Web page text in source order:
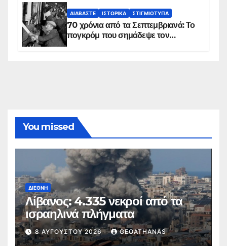
ΔΙΑΒΆΣΤΕ ΙΣΤΟΡΙΚΆ ΣΤΙΓΜΙΌΤΥΠΑ
70 χρόνια από τα Σεπτεμβριανά: Το
πογκρόμ που σημάδεψε τον
You missed
ΔΙΕΘΝΉ
Λίβανος: 4.335 νεκροί από τα
ισραηλινά πλήγματα
8 ΑΥΓΟΎΣΤΟΥ 2026 GEOATHANAS